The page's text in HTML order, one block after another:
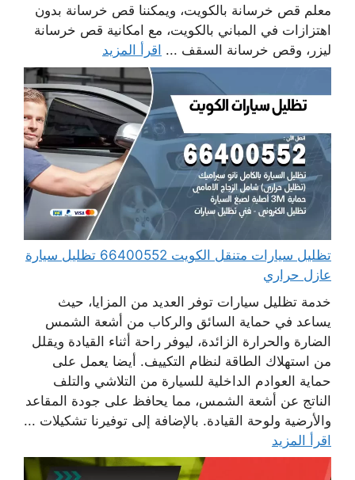
معلم قص خرسانة بالكويت، ويمكننا قص خرسانة بدون
اهتزازات في المباني بالكويت، مع امكانية قص خرسانة
ليزر، وقص خرسانة السقف ... اقرأ المزيد
تظليل سيارات متنقل الكويت 66400552 تظليل سيارة
عازل حراري
خدمة تظليل سيارات توفر العديد من المزايا، حيث
يساعد في حماية السائق والركاب من أشعة الشمس
الضارة والحرارة الزائدة، ليوفر راحة أثناء القيادة ويقلل
من استهلاك الطاقة لنظام التكييف. أيضا يعمل على
حماية العوادم الداخلية للسيارة من التلاشي والتلف
الناتج عن أشعة الشمس، مما يحافظ على جودة المقاعد
والأرضية ولوحة القيادة. بالإضافة إلى توفيرنا تشكيلات ...
اقرأ المزيد